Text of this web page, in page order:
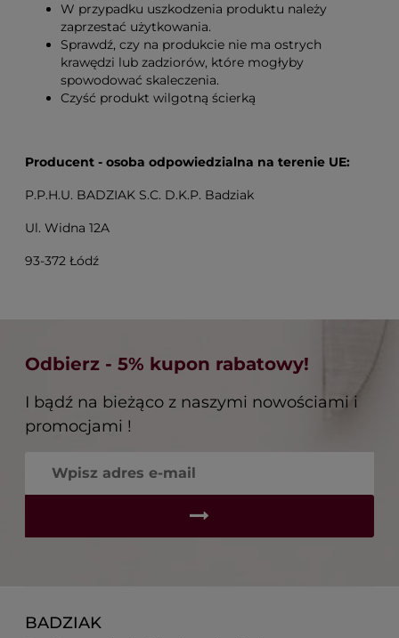
W przypadku uszkodzenia produktu należy
zaprzestać użytkowania.
Sprawdź, czy na produkcie nie ma ostrych
krawędzi lub zadziorów, które mogłyby
spowodować skaleczenia.
Czyść produkt wilgotną ścierką
Producent - osoba odpowiedzialna na terenie UE:
P.P.H.U. BADZIAK S.C. D.K.P. Badziak
Ul. Widna 12A
93-372 Łódź
Odbierz - 5% kupon rabatowy!
I bądź na bieżąco z naszymi nowościami i
promocjami !
BADZIAK